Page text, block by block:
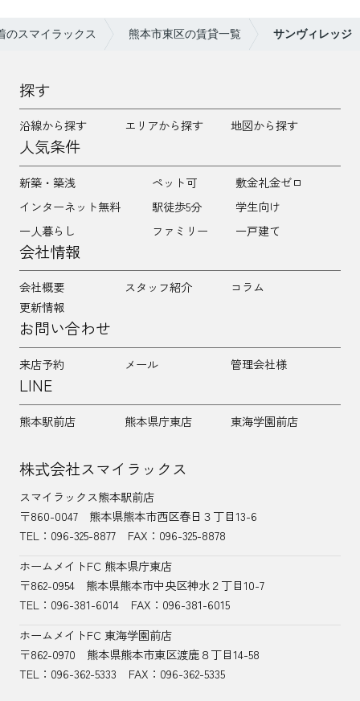
のスマイラックス 熊本市東区の賃貸一覧 サンヴィレッジ
探す
沿線から探す エリアから探す 地図から探す
人気条件
新築・築浅 ペット可
敷金礼金ゼロ
インターネット無料
駅徒歩5分
学生向け
一人暮らし
ファミリー 一戸建て
会社情報
会社概要 スタッフ紹介
コラム
更新情報
お問い合わせ
来店予約 メール 管理会社様
LINE
熊本駅前店 熊本県庁東店 東海学園前店
株式会社スマイラックス
スマイラックス熊本駅前店
〒860-0047
熊本県熊本市西区春日３丁目13-6
TEL： 096-325-8877
FAX：096-325-8878
ホームメイトFC 熊本県庁東店
〒862-0954
熊本県熊本市中央区神水２丁目10-7
TEL：096-381-6014
FAX：096-381-6015
ホームメイトFC 東海学園前店
〒862-0970
熊本県熊本市東区渡鹿８丁目14-58
TEL： 096-362-5333 FAX：096-362-5335